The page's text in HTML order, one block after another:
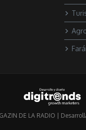
DE LA RADIO |